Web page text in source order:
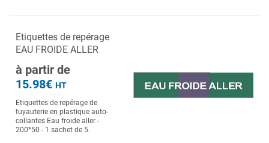
Etiquettes de repérage
EAU FROIDE ALLER
à partir de
15.98€ HT
Etiquettes de repérage de
tuyauterie en plastique auto-
collantes Eau froide aller -
200*50 - 1 sachet de 5.